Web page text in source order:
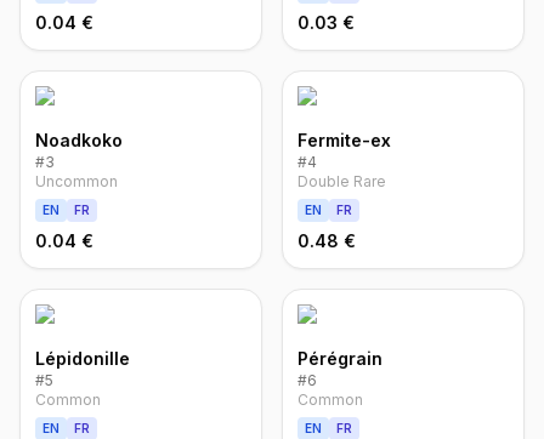
0.04 € 0.03 €
Noadkoko
#3
Uncommon
EN FR
0.04 €
Fermite-ex
#4
Double Rare
EN FR
0.48 €
Lépidonille
#5
Common
EN FR
Pérégrain
#6
Common
EN FR